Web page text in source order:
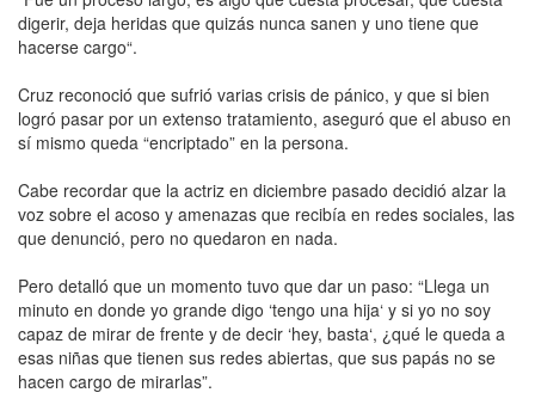
digerir, deja heridas que quizás nunca sanen y uno tiene que
hacerse cargo“.
Cruz reconoció que sufrió varias crisis de pánico, y que si bien
logró pasar por un extenso tratamiento, aseguró que el abuso en
sí mismo queda “encriptado” en la persona.
Cabe recordar que la actriz en diciembre pasado decidió alzar la
voz sobre el acoso y amenazas que recibía en redes sociales, las
que denunció, pero no quedaron en nada.
Pero detalló que un momento tuvo que dar un paso: “Llega un
minuto en donde yo grande digo ‘tengo una hija‘ y si yo no soy
capaz de mirar de frente y de decir ‘hey, basta‘, ¿qué le queda a
esas niñas que tienen sus redes abiertas, que sus papás no se
hacen cargo de mirarlas”.